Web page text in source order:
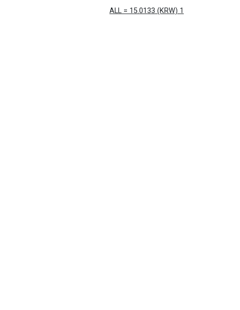
1 ALL = 15.0133 (KRW)